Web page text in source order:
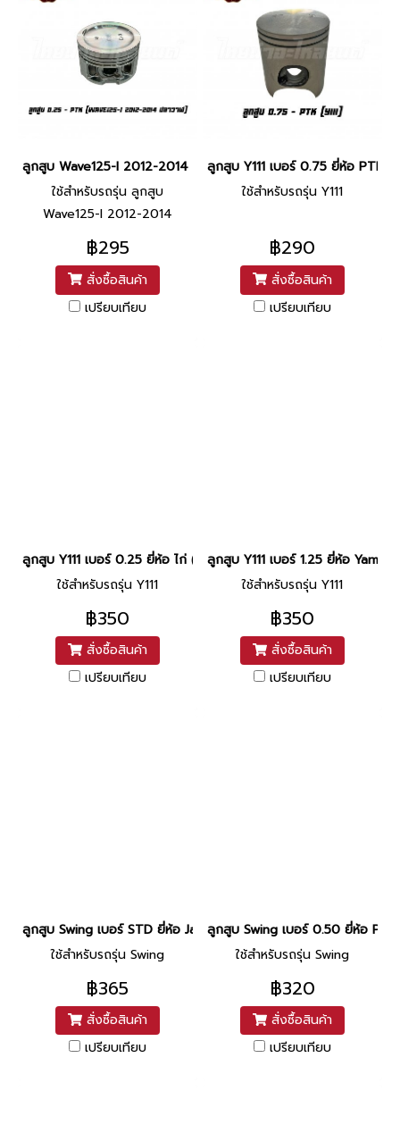
ลูกสูบ Wave125-I 2012-2014 ปลาวาฬเบอร์ 0.25 ยี่ห้อ PTK (ลูกสูบ
ใช้สำหรับรถรุ่น ลูกสูบ
Wave125-I 2012-2014
ปลาวาฬ
฿295
สั่งซื้อสินค้า
เปรียบเทียบ
ลูกสูบ Y111 เบอร์ 0.75 ยี่ห้อ PTK
ใช้สำหรับรถรุ่น Y111
฿290
สั่งซื้อสินค้า
เปรียบเทียบ
ลูกสูบ Y111 เบอร์ 0.25 ยี่ห้อ ไก่ (DR2-30) (พร้อมแหวนและสลักสูบ)
ใช้สำหรับรถรุ่น Y111
฿350
สั่งซื้อสินค้า
เปรียบเทียบ
ลูกสูบ Y111 เบอร์ 1.25 ยี่ห้อ
ใช้สำหรับรถรุ่น Y111
฿350
สั่งซื้อสินค้า
เปรียบเทียบ
ลูกสูบ Swing เบอร์ STD ยี่ห้อ Japanart (DR1-49) (เฉพาะแหวน)
ใช้สำหรับรถรุ่น Swing
฿365
สั่งซื้อสินค้า
เปรียบเทียบ
ลูกสูบ Swing เบอร์ 0.50 ยี่ห้อ
ใช้สำหรับรถรุ่น Swing
฿320
สั่งซื้อสินค้า
เปรียบเทียบ